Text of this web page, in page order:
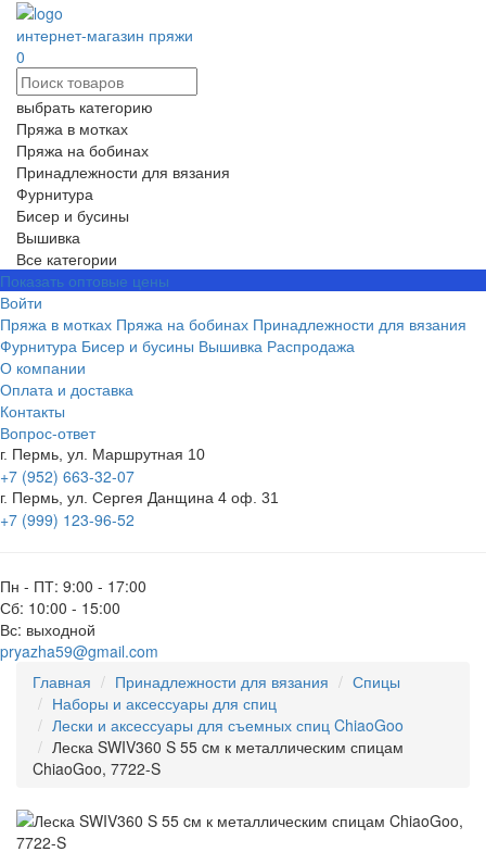
интернет-магазин пряжи
0
выбрать категорию
Пряжа в мотках
Пряжа на бобинах
Принадлежности для вязания
Фурнитура
Бисер и бусины
Вышивка
Все категории
Показать оптовые цены
Войти
Пряжа в мотках Пряжа на бобинах Принадлежности для вязания
Фурнитура Бисер и бусины Вышивка Распродажа
О компании
Оплата и доставка
Контакты
Вопрос-ответ
г. Пермь, ул. Маршрутная 10
+7 (952) 663-32-07
г. Пермь, ул. Сергея Данщина 4 оф. 31
+7 (999) 123-96-52
Пн - ПТ: 9:00 - 17:00
Сб: 10:00 - 15:00
Вс: выходной
pryazha59@gmail.com
Главная
Принадлежности для вязания
Спицы
Наборы и аксессуары для спиц
Лески и аксессуары для съемных спиц ChiaoGoo
Леска SWIV360 S 55 cм к металлическим спицам
ChiaoGoo, 7722-S